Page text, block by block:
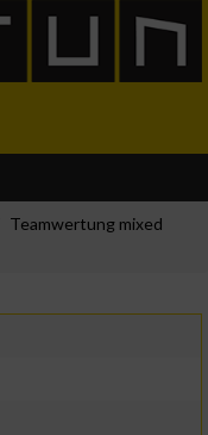
Teamwertung mixed